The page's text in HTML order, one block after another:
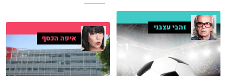
זהבי עצבני
איפה הכסף